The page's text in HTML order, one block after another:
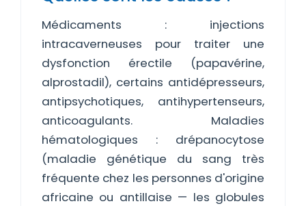
Médicaments : injections
intracaverneuses pour traiter une
dysfonction érectile (papavérine,
alprostadil), certains antidépresseurs,
antipsychotiques, antihypertenseurs,
anticoagulants. Maladies
hématologiques : drépanocytose
(maladie génétique du sang très
fréquente chez les personnes d'origine
africaine ou antillaise — les globules